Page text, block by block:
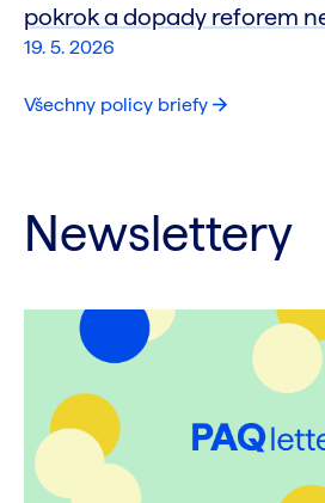
19. 5. 2026
pokrok a dopady reforem
Všechny policy briefy
Newslettery